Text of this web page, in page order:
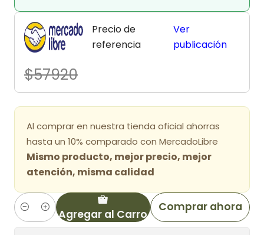
Precio de
referencia
$57920
Ver
publicación
Al comprar en nuestra tienda oficial ahorras
hasta un 10% comparado con MercadoLibre
Mismo producto, mejor precio, mejor
atención, misma calidad
Cantidad Agregar al Carro
Comprar ahora